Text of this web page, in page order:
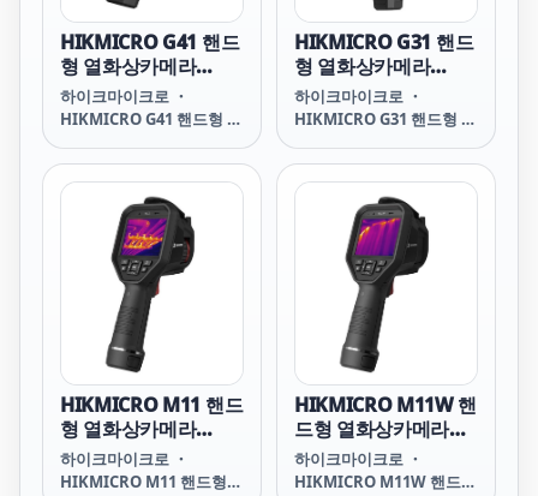
HIKMICRO G41 핸드
형 열화상카메라
(480x360)
하이크마이크로 ・
HIKMICRO G41 핸드형 열
Handheld Thermal
Camera G41 G41
HIKMICRO HIKMICRO
G41 G41 하이크마이크로
하이크마이크로 G41
HIKMICRO G31 핸드
형 열화상카메라
(384x288)
하이크마이크로 ・
HIKMICRO G31 핸드형 열
Handheld Thermal
Camera G31 G31
HIKMICRO HIKMICRO
G31 G31 하이크마이크로
하이크마이크로 G31
HIKMICRO M11 핸드
형 열화상카메라
(192x144)
하이크마이크로 ・
HIKMICRO M11 핸드형
HIKMICRO M11W 핸
드형 열화상카메라
(192x144)
하이크마이크로 ・
HIKMICRO M11W 핸드형